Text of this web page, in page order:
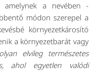
a nevében -
módon szerepel a
környezetkárosító
a környezetbarátvagy
elvileg természetes
ahol egyetlen valódi